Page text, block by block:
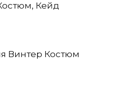
Кейд
Винтер Костюм